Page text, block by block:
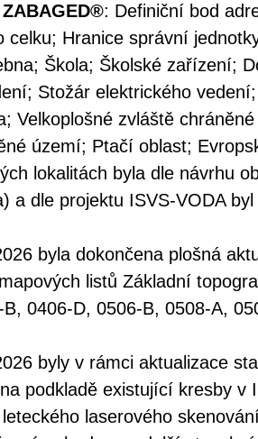
: Definiční bod
celku; Hranice správní
Škola; Školské zařízení;
Stožár elektrického
Velkoplošné zvláště
území; Ptačí oblast;
lokalitách byla dle návrhu
a dle projektu ISVS-VODA
byla dokončena plošná
listů Základní
0406-D, 0506-B, 0508-A,
byly v rámci aktualizace
podkladě existující kresby v
laserového